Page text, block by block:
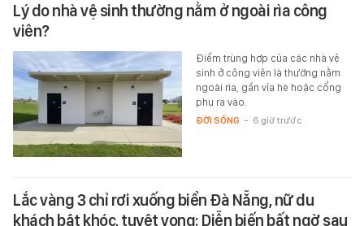
Lý do nhà vệ sinh thường nằm ở ngoài rìa công
viên?
Điểm trùng hợp của các nhà vệ
sinh ở công viên là thường nằm
ngoài rìa, gần vỉa hè hoặc cổng
phụ ra vào.
ĐỜI SỐNG - 6 giờ trước
Lắc vàng 3 chỉ rơi xuống biển Đà Nẵng, nữ du
khách bật khóc, tuyệt vọng: Diễn biến bất ngờ sau